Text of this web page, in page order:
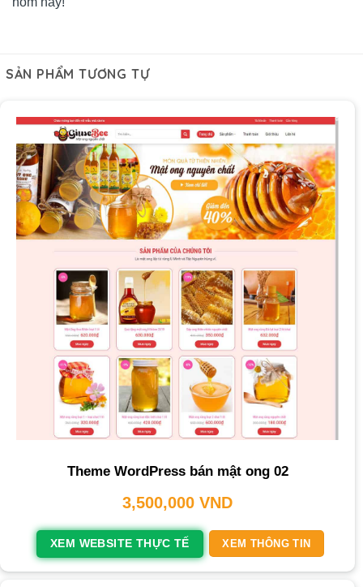
SẢN PHẨM TƯƠNG TỰ
Theme WordPress bán mật ong 02
3,500,000 VND
XEM WEBSITE THỰC TẾ XEM THÔNG TIN